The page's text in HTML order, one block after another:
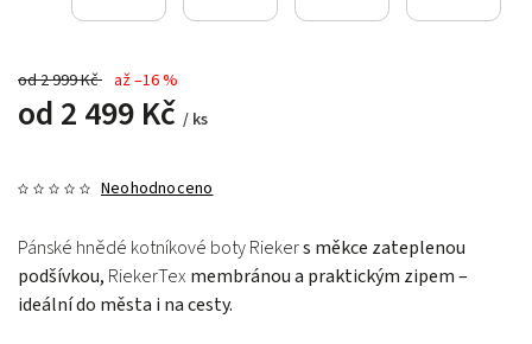
od 2 999 Kč až –16 %
od 2 499 Kč / ks
Neohodnoceno
Pánské hnědé kotníkové boty Riekers měkce zateplenou
podšívkou, RiekerTex membránou a praktickým zipem –
ideální do města i na cesty.